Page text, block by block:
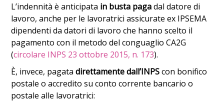
L’indennità è anticipata in busta pagadal datore di
lavoro, anche per le lavoratrici assicurate ex IPSEMA
dipendenti da datori di lavoro che hanno scelto il
pagamento con il metodo del conguaglio CA2G
(circolare INPS 23 ottobre 2015, n. 173).
È, invece, pagatadirettamente dall’INPScon bonifico
postale o accredito su conto corrente bancario o
postale alle lavoratrici: